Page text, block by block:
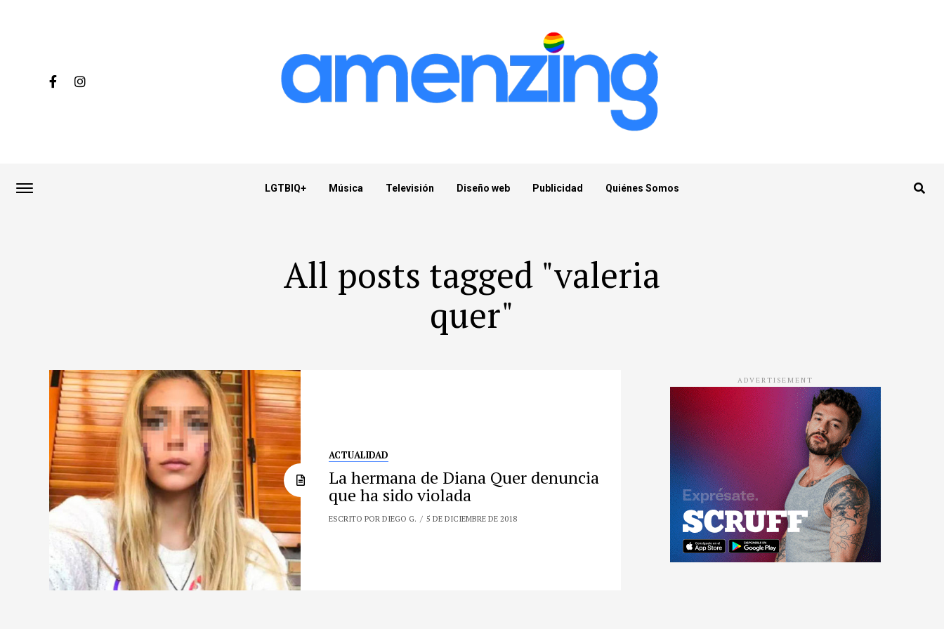
LGTBIQ+ Música Televisión Diseño web Publicidad Quiénes Somos
All posts tagged "valeria
quer"
ACTUALIDAD
La hermana de Diana Quer denuncia
que ha sido violada
ESCRITO POR DIEGO G. 5 DE DICIEMBRE DE 2018
ADVERTISEMENT